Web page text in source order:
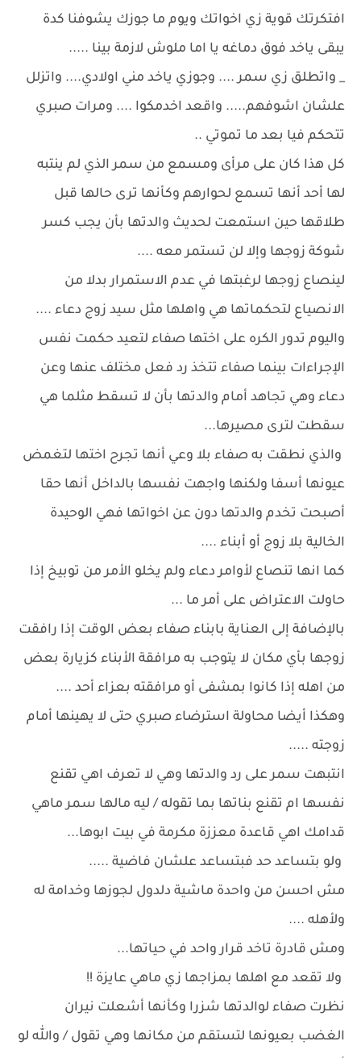
افتكرتك قوية زي اخواتك ويوم ما جوزك يشوفنا كدة
يبقى ياخد فوق دماغه يا اما ملوش لازمة بينا .....
_ واتطلق زي سمر .... وجوزي ياخد مني اولادي.... واتزلل
علشان اشوفهم..... واقعد اخدمكوا .... ومرات صبري
تتحكم فيا بعد ما تموتي ..
كل هذا كان على مرأى ومسمع من سمر الذي لم ينتبه
لها أحد أنها تسمع لحوارهم وكأنها ترى حالها قبل
طلاقها حين استمعت لحديث والدتها بأن يجب كسر
شوكة زوجها وإلا لن تستمر معه ....
لينصاع زوجها لرغبتها في عدم الاستمرار بدلا من
الانصياع لتحكماتها هي واهلها مثل سيد زوج دعاء ....
واليوم تدور الكره على اختها صفاء لتعيد حكمت نفس
الإجراءات بينما صفاء تتخذ رد فعل مختلف عنها وعن
دعاء وهي تجاهد أمام والدتها بأن لا تسقط مثلما هي
سقطت لترى مصيرها...
والذي نطقت به صفاء بلا وعي أنها تجرح اختها لتغمض
عيونها أسفا ولكنها واجهت نفسها بالداخل أنها حقا
أصبحت تخدم والدتها دون عن اخواتها فهي الوحيدة
الخالية بلا زوج أو أبناء ....
كما انها تنصاع لأوامر دعاء ولم يخلو الأمر من توبيخ إذا
حاولت الاعتراض على أمر ما ...
بالإضافة إلى العناية بابناء صفاء بعض الوقت إذا رافقت
زوجها بأي مكان لا يتوجب به مرافقة الأبناء كزيارة بعض
من اهله إذا كانوا بمشفى أو مرافقته بعزاء أحد ....
وهكذا أيضا محاولة استرضاء صبري حتى لا يهينها أمام
زوجته .....
انتبهت سمر على رد والدتها وهي لا تعرف اهي تقنع
نفسها ام تقنع بناتها بما تقوله / ليه مالها سمر ماهي
قدامك اهي قاعدة معززة مكرمة في بيت ابوها...
ولو بتساعد حد فبتساعد علشان فاضية .....
مش احسن من واحدة ماشية دلدول لجوزها وخدامة له
ولأهله ....
ومش قادرة تاخد قرار واحد في حياتها...
ولا تقعد مع اهلها بمزاجها زي ماهي عايزة !!
نظرت صفاء لوالدتها شزرا وكأنها أشعلت نيران
الغضب بعيونها لتستقم من مكانها وهي تقول / والله لو